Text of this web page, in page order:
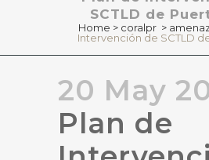
SCTLD de
Home > coralpr >
Intervención de SCTLD
20 May
Plan de